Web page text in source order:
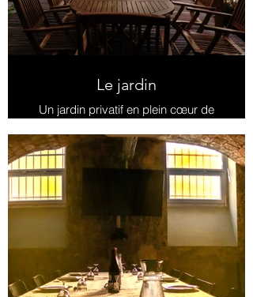
Le jardin
Un jardin privatif en plein cœur de
Paris disponible à la location pour
des événements spéciaux et des
moments de détente.
Les visiteurs ont accès à ce havre
de paix depuis les salons.